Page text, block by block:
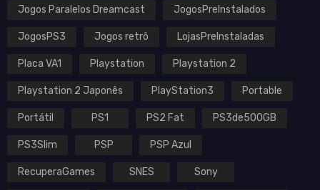
Jogos Paralelos Dreamcast JogosPreInstalados
JogosPS3 Jogos retrô LojasPreInstaladas
Placa VA1 Playstation Playstation 2
Playstation 2 Japonês PlayStation3 Portable
Portátil PS1 PS2 Fat PS3de500GB
PS3Slim PSP PSP Azul
RecuperaGames SNES Sony